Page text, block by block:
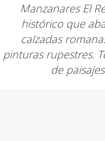
Manzanares El
histórico que
calzadas
pinturas rupestres.
de